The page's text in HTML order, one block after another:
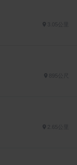
3.05公里
895公尺
2.65公里